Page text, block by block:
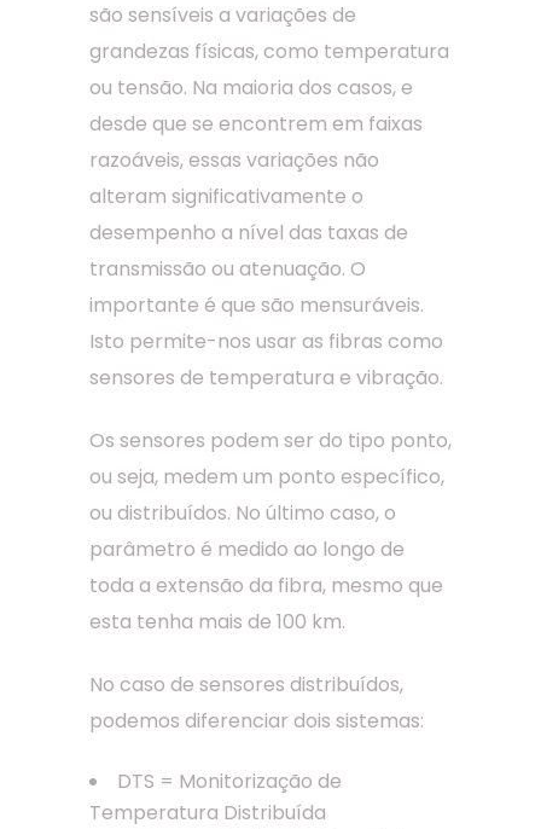
são sensíveis a variações de
grandezas físicas, como temperatura
ou tensão. Na maioria dos casos, e
desde que se encontrem em faixas
razoáveis, essas variações não
alteram significativamente o
desempenho a nível das taxas de
transmissão ou atenuação. O
importante é que são mensuráveis.
Isto permite-nos usar as fibras como
sensores de temperatura e vibração.
Os sensores podem ser do tipo ponto,
ou seja, medem um ponto específico,
ou distribuídos. No último caso, o
parâmetro é medido ao longo de
toda a extensão da fibra, mesmo que
esta tenha mais de 100 km.
No caso de sensores distribuídos,
podemos diferenciar dois sistemas:
DTS = Monitorização de
Temperatura Distribuída